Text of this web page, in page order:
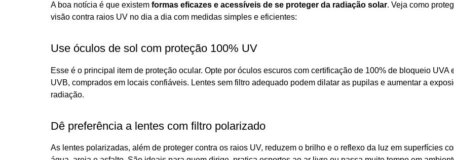
A boa notícia é que existem formas eficazes e acessíveis de se proteger da radiação solar. Veja como
visão contra raios UV no dia a dia com medidas simples e eficientes:
Use óculos de sol com proteção 100% UV
Esse é o principal item de proteção ocular. Opte por óculos escuros com certificação de 100% de bloqueio UVA
UVB, comprados em locais confiáveis. Lentes sem filtro adequado podem dilatar as pupilas e aumentar a
radiação.
Dê preferência a lentes com filtro polarizado
As lentes polarizadas, além de proteger contra os raios UV, reduzem o brilho e o reflexo da luz em superfícies